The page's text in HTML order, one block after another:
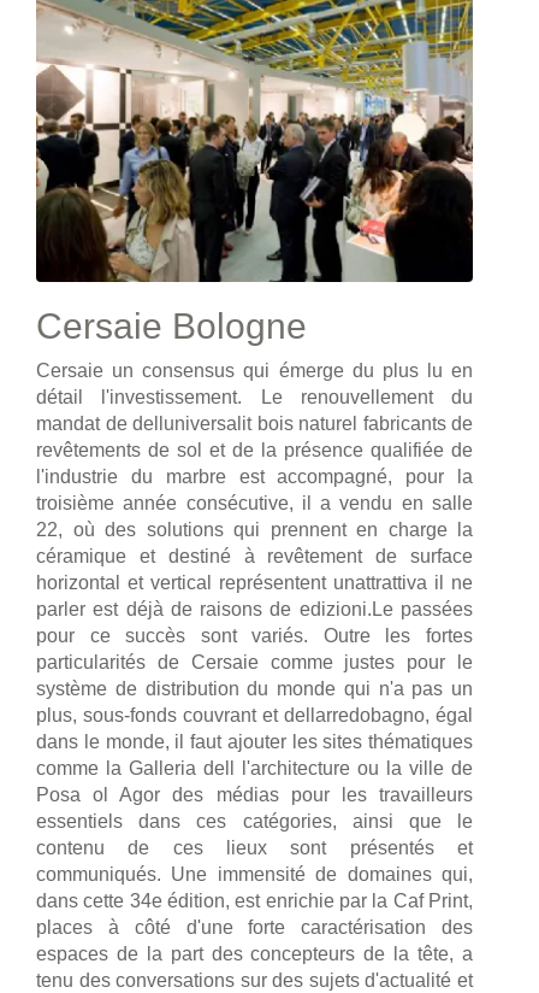
Cersaie Bologne
Cersaie un consensus qui émerge du plus lu en
détail l'investissement. Le renouvellement du
mandat de delluniversalit bois naturel fabricants de
revêtements de sol et de la présence qualifiée de
l'industrie du marbre est accompagné, pour la
troisième année consécutive, il a vendu en salle
22, où des solutions qui prennent en charge la
céramique et destiné à revêtement de surface
horizontal et vertical représentent unattrattiva il ne
parler est déjà de raisons de edizioni.Le passées
pour ce succès sont variés. Outre les fortes
particularités de Cersaie comme justes pour le
système de distribution du monde qui n'a pas un
plus, sous-fonds couvrant et dellarredobagno, égal
dans le monde, il faut ajouter les sites thématiques
comme la Galleria dell l'architecture ou la ville de
Posa ol Agor des médias pour les travailleurs
essentiels dans ces catégories, ainsi que le
contenu de ces lieux sont présentés et
communiqués. Une immensité de domaines qui,
dans cette 34e édition, est enrichie par la Caf Print,
places à côté d'une forte caractérisation des
espaces de la part des concepteurs de la tête, a
tenu des conversations sur des sujets d'actualité et